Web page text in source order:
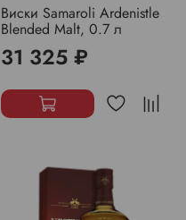
Виски Samaroli Ardenistle
Blended Malt, 0.7 л
31 325 ₽